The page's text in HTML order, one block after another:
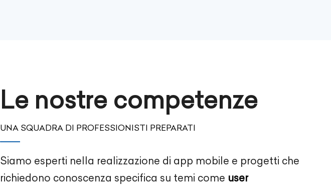
Le nostre competenze
UNA SQUADRA DI PROFESSIONISTI PREPARATI
Siamo esperti nella realizzazione di app mobile e progetti che
richiedono conoscenza specifica su temi come user